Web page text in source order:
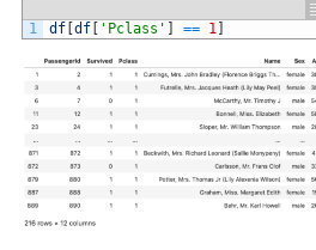
1
df df 'Pclass' == 1